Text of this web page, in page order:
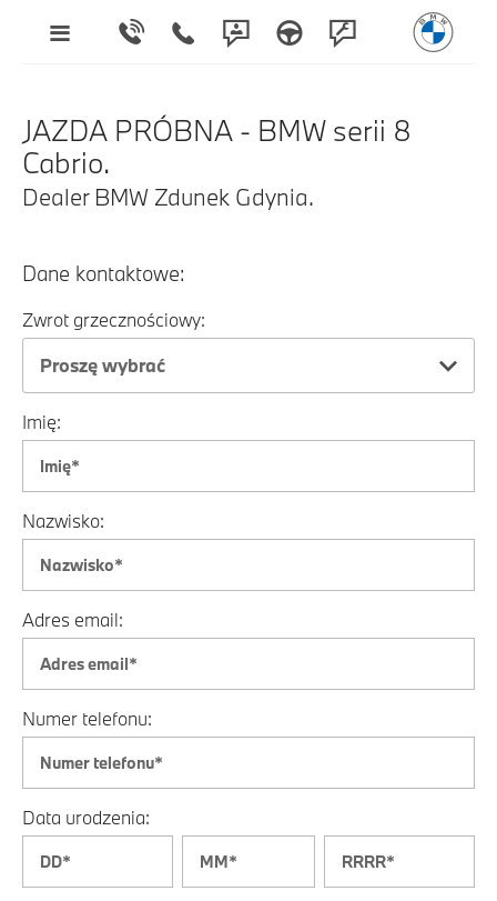
JAZDA PRÓBNA - BMW serii 8
Cabrio.
Dealer BMW Zdunek Gdynia.
Dane kontaktowe:
Zwrot grzecznościowy:
Proszę wybrać
Imię:
Nazwisko:
Adres email:
Numer telefonu:
Data urodzenia: